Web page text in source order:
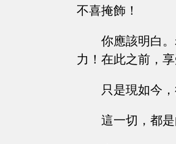
不喜掩飾！
你應該明白
力！在此之前，
只是現如今
這一切，都